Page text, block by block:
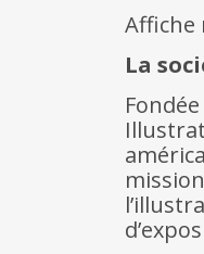
Affiche
La